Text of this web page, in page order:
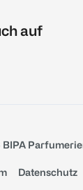
auf
Datenschutz